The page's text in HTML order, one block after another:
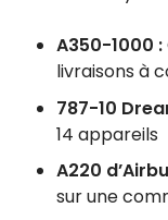
A350-1000 :
livraisons à
787-10
14 appareils
A220
sur une